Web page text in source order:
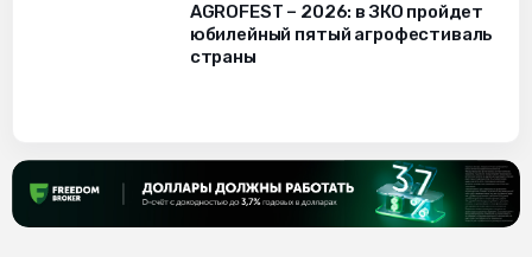
AGROFEST – 2026: в ЗКО пройдет
юбилейный пятый агрофестиваль
страны